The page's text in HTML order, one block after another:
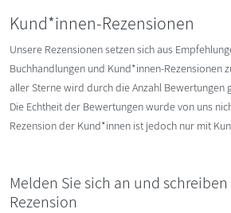
Kund*innen-Rezensionen
Unsere Rezensionen setzen sich aus
Buchhandlungen und Kund*innen-Rezensionen
aller Sterne wird durch die Anzahl Bewertungen
Die Echtheit der Bewertungen wurde von uns
Rezension der Kund*innen ist jedoch nur mit
Melden Sie sich an und schreiben
Rezension